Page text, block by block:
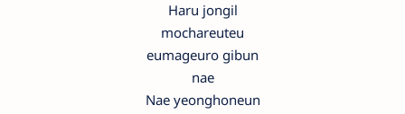
Haru jongil
mochareuteu
eumageuro gibun
nae
Nae yeonghoneun